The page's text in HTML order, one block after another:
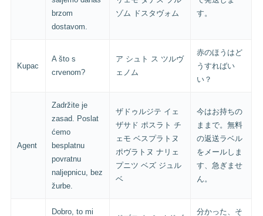
brzom
dostavom.
ゾム ドスタヴォム
す。
Kupac
A što s
crvenom?
ア シュト ス ツルヴ
ェノム
赤のほうはど
うすればい
い？
Agent
Zadržite je
zasad. Poslat
ćemo
besplatnu
povratnu
naljepnicu, bez
žurbe.
ザドゥルジテ イェ
ザサド ポスラト チ
ェモ ベスプラトヌ
ポヴラトヌ ナリェ
プニツ ベズ ジュル
ベ
今はお持ちの
ままで。無料
の返送ラベル
をメールしま
す、急ぎませ
ん。
Dobro, to mi 分かった、そ